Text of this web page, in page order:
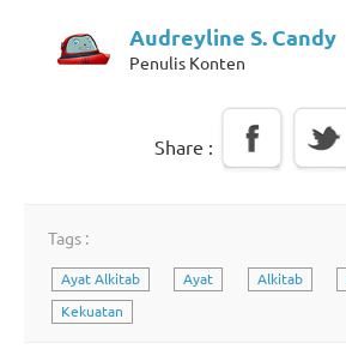
Audreyline S. Candy
Penulis Konten
Share :
Tags :
Ayat Alkitab Ayat Alkitab
Kekuatan